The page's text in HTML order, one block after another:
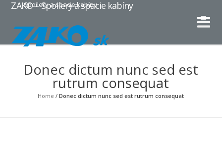
ZAKO – Spoilery a spacie kabíny
Spoilery a spacie kabíny
Donec dictum nunc sed est
rutrum consequat
Home /Donec dictum nunc sed est rutrum consequat